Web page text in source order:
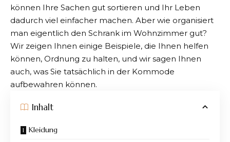
können Ihre Sachen gut sortieren und Ihr Leben
dadurch viel einfacher machen. Aber wie organisiert
man eigentlich den Schrank im Wohnzimmer gut?
Wir zeigen Ihnen einige Beispiele, die Ihnen helfen
können, Ordnung zu halten, und wir sagen Ihnen
auch, was Sie tatsächlich in der Kommode
aufbewahren können.
Inhalt
Kleidung